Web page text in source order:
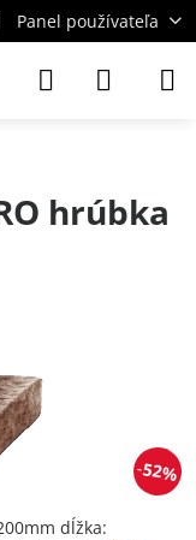
Panel používateľa
52%
hrúbka
dĺžka: